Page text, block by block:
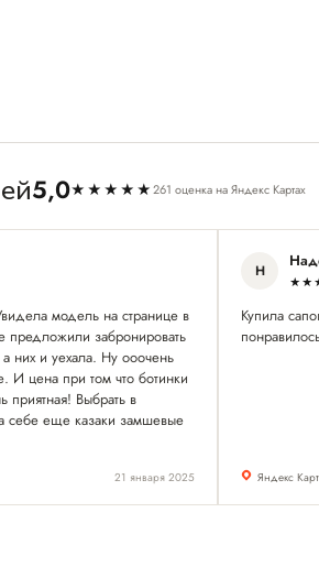
5,0★★★★★261 оценка на Яндекс Картах
модель на странице в
предложили забронировать
них и уехала. Ну ооочень
И цена при том что ботинки
приятная! Выбрать в
себе еще казаки замшевые
21 января 2025
Н
Купила
Яндекс